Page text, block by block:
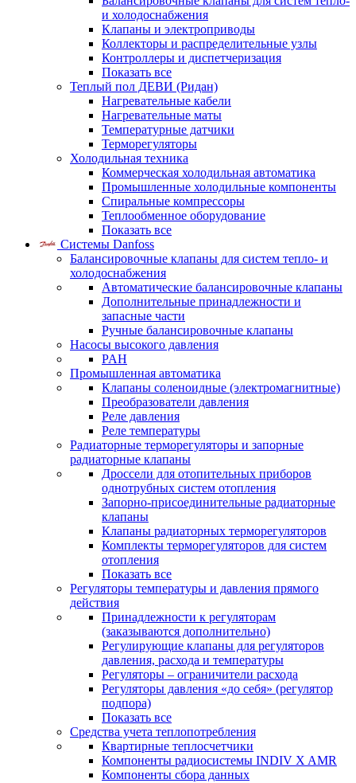
и холодоснабжения
Клапаны и электроприводы
Коллекторы и распределительные узлы
Контроллеры и диспетчеризация
Показать все
Теплый пол ДЕВИ (Ридан)
Нагревательные кабели
Нагревательные маты
Температурные датчики
Терморегуляторы
Холодильная техника
Коммерческая холодильная автоматика
Промышленные холодильные компоненты
Спиральные компрессоры
Теплообменное оборудование
Показать все
Системы Danfoss
Балансировочные клапаны для систем тепло- и
холодоснабжения
Автоматические балансировочные клапаны
Дополнительные принадлежности и
запасные части
Ручные балансировочные клапаны
Насосы высокого давления
PAH
Промышленная автоматика
Клапаны соленоидные (электромагнитные)
Преобразователи давления
Реле давления
Реле температуры
Радиаторные терморегуляторы и запорные
радиаторные клапаны
Дроссели для отопительных приборов
однотрубных систем отопления
Запорно-присоединительные радиаторные
клапаны
Клапаны радиаторных терморегуляторов
Комплекты терморегуляторов для систем
отопления
Показать все
Регуляторы температуры и давления прямого
действия
Принадлежности к регуляторам
(заказываются дополнительно)
Регулирующие клапаны для регуляторов
давления, расхода и температуры
Регуляторы – ограничители расхода
Регуляторы давления «до себя» (регулятор
подпора)
Показать все
Средства учета теплопотребления
Квартирные теплосчетчики
Компоненты радиосистемы INDIV X AMR
Компоненты сбора данных